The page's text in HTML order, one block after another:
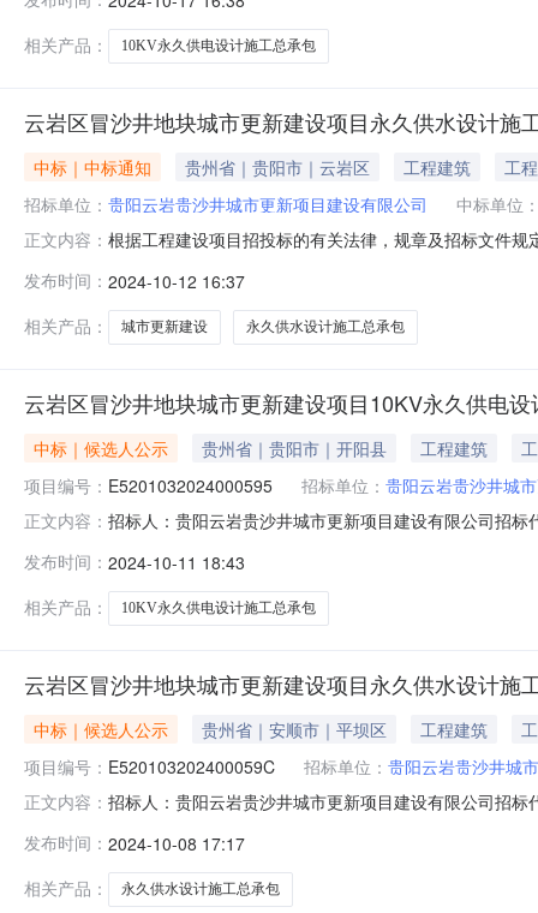
人公示已结束，中标人已经确定，现将中标结果公告如
务周期至工程竣工验收完成为止；施工（含设
相关产品：
10KV永久供电设计施工总承包
云岩区冒沙井地块城市更新建设项目永久供水设计施
中标｜中标通知 贵州省｜贵阳市｜云岩区 工程建筑
工程
招标单位： 贵阳云岩贵沙井城市更新项目建设有限公司
中标单位
正文内容： 根据工程建设项目招投标的有关法律，规章及招标文件
智信设计有限公司中标价：设计下浮：41%，施工下浮
批次工期为90天，考虑工程其它验收（如消防
发布时间： 2024-10-12 16:37
相关产品：
城市更新建设 永久供水设计施工总承包
云岩区冒沙井地块城市更新建设项目10KV永久供电
中标｜候选人公示 贵州省｜贵阳市｜开阳县 工程建筑
项目编号： E5201032024000595 招标单位： 贵阳云岩贵沙井城
正文内容： 招标人：贵阳云岩贵沙井城市更新项目建设有限公司招
10-1109:30开标评标，根据评标委员会出具的评标报告
（天
发布时间： 2024-10-11 18:43
相关产品：
10KV永久供电设计施工总承包
云岩区冒沙井地块城市更新建设项目永久供水设计施
中标｜候选人公示 贵州省｜安顺市｜平坝区 工程建筑
项目编号： E520103202400059C 招标单位： 贵阳云岩贵沙井城
正文内容： 招标人：贵阳云岩贵沙井城市更新项目建设有限公司招
0809:30开标评标，根据评标委员会出具的评标报告，现
施工下浮：
发布时间： 2024-10-08 17:17
相关产品：
永久供水设计施工总承包